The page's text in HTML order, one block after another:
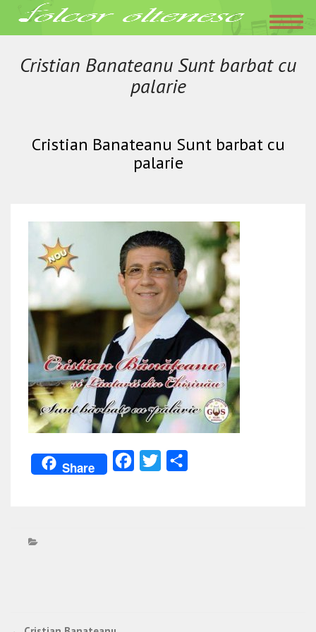
Acasa»Cristian Banateanu» Cristian Banateanu Sunt barbat cu palarie
Folclor Oltenesc
Cristian Banateanu Sunt barbat cu
palarie
Cristian Banateanu Sunt barbat cu
palarie
Share FacebookTwitter